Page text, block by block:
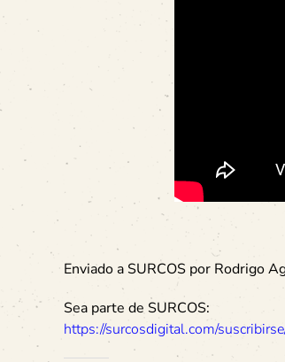
Enviado a SURCOS por Rodrigo
Sea parte de SURCOS:
https://surcosdigital.com/